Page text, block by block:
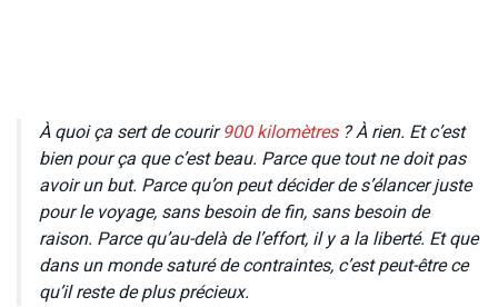
À quoi ça sert de courir900 kilomètres? À rien. Et c’est
bien pour ça que c’est beau. Parce que tout ne doit pas
avoir un but. Parce qu’on peut décider de s’élancer juste
pour le voyage, sans besoin de fin, sans besoin de
raison. Parce qu’au-delà de l’effort, il y a la liberté. Et que
dans un monde saturé de contraintes, c’est peut-être ce
qu’il reste de plus précieux.